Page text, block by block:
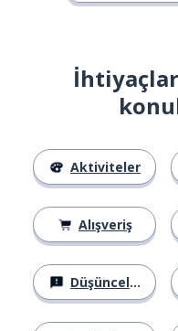
Aktiviteler
Alışveriş
Düşünceler